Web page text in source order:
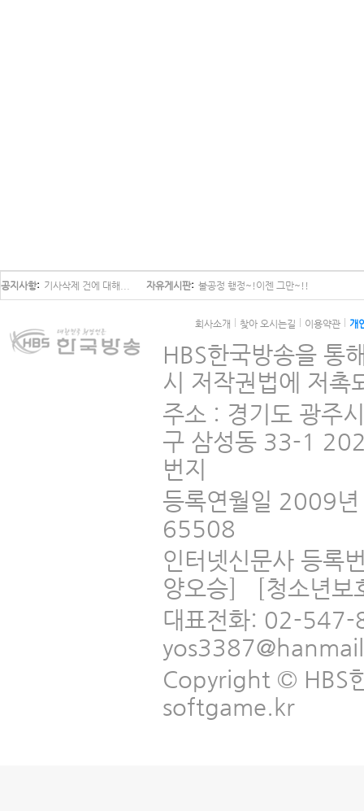
공지사항 기사삭제 건에 대해... 자유게시판 불공정 행정~!이젠 그만~!!
회사소개 찾아 오시는길 이용약관 개
HBS한국방송을 통
시 저작권법에 저촉
주소 : 경기도 광주
구 삼성동 33-1
번지
등록연월일 2009
65508
인터넷신문사 등
양오승] [청소년보
대표전화: 02-
Copyright © HBS
softgame.kr